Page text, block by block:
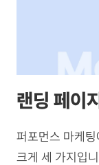
랜딩 페이
퍼포먼스 마케
크게 세 가지입